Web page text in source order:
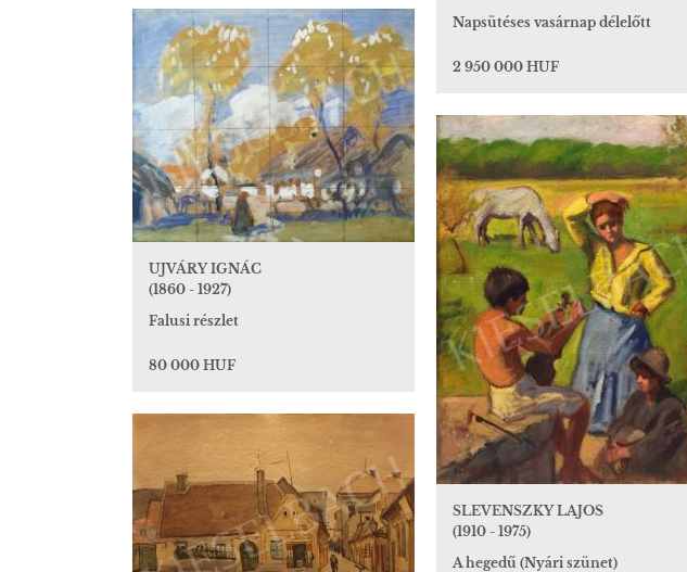
Napsütéses vasárnap délelőtt
2 950 000 HUF
UJVÁRY IGNÁC
(1860 - 1927)
Falusi részlet
80 000 HUF
SLEVENSZKY LAJOS
(1910 - 1975)
A hegedű (Nyári szünet)